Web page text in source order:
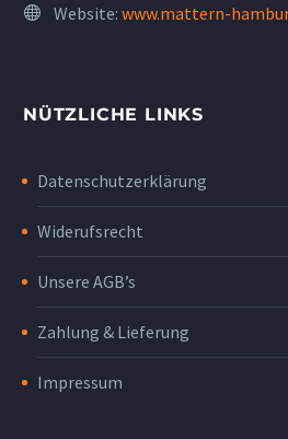
Website: www.mattern-
NÜTZLICHE LINKS
Datenschutzerklärung
Widerufsrecht
Unsere AGB’s
Zahlung & Lieferung
Impressum